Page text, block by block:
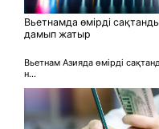
Вьетнамда өмірді
дамып жатыр
Вьетнам Азияда өмірді
н...